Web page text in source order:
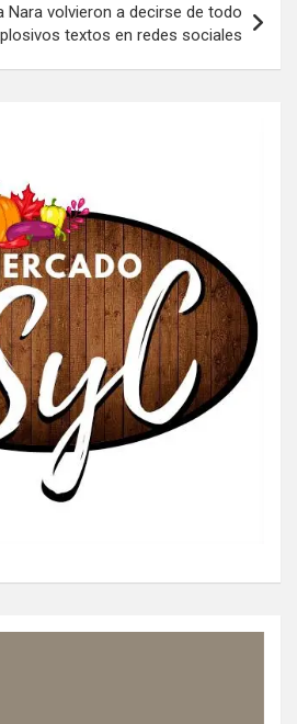
Nara volvieron a decirse de todo
textos en redes sociales